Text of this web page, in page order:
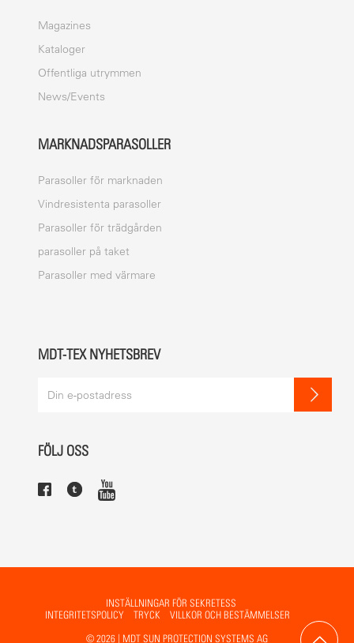
Magazines
Kataloger
Offentliga utrymmen
News/Events
MARKNADSPARASOLLER
Parasoller för marknaden
Vindresistenta parasoller
Parasoller för trädgården
parasoller på taket
Parasoller med värmare
MDT-TEX NYHETSBREV
FÖLJ OSS
INSTÄLLNINGAR FÖR SEKRETESS
INTEGRITETSPOLICY
TRYCK
VILLKOR OCH BESTÄMMELSER
© 2026 | MDT SUN PROTECTION SYSTEMS AG